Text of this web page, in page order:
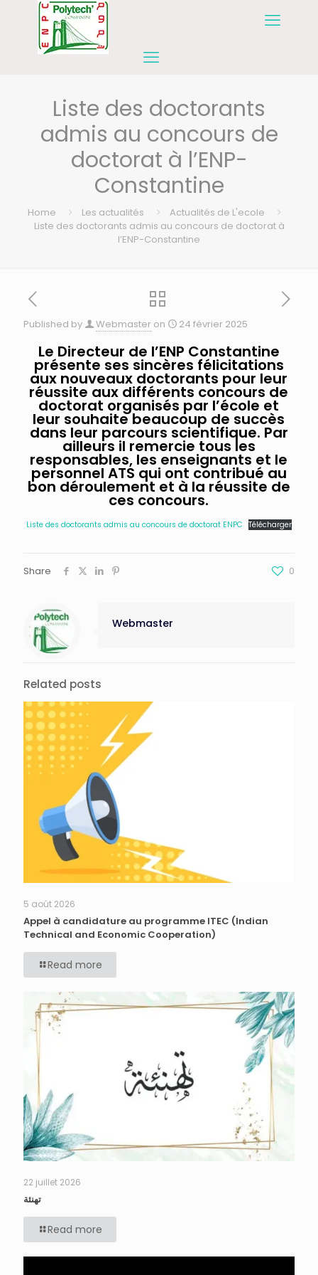
Liste des doctorants
admis au concours de
doctorat à l’ENP-
Constantine
Home Les actualités
Actualités de L'ecole
Liste des doctorants admis au concours de doctorat à
l’ENP-Constantine
Published by Webmaster on 24 février 2025
Le Directeur de l’ENP Constantine
présente ses sincères félicitations
aux nouveaux doctorants pour leur
réussite aux différents concours de
doctorat organisés par l’école et
leur souhaite beaucoup de succès
dans leur parcours scientifique. Par
ailleurs il remercie tous les
responsables, les enseignants et le
personnel ATS qui ont contribué au
bon déroulement et à la réussite de
ces concours.
Liste des doctorants admis au concours de doctorat ENPC Télécharger
Share 0
Webmaster
Related posts
5 août 2026
Appel à candidature au programme ITEC (Indian
Technical and Economic Cooperation)
Read more
22 juillet 2026
تهنئة
Read more